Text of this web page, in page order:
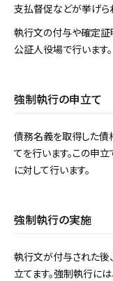
支払督促などが挙げら
執行文の付与や確定証
公証人役場で行います。
強制執行の申立て
債務名義を取得した債
てを行います。この申
に対して行います。
強制執行の実施
執行文が付与された後
立てます。強制執行に